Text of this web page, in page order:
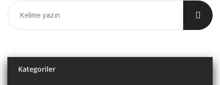
Kategoriler